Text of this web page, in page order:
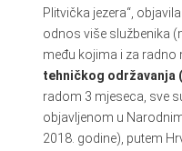
Plitvička jezera“,
odnos više službenika
među kojima i za radno
tehničkog održavanja
radom 3 mjeseca, sve
objavljenom u
2018. godine), putem